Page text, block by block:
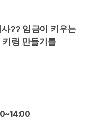
?? 임금이 키우는
링 만들기를